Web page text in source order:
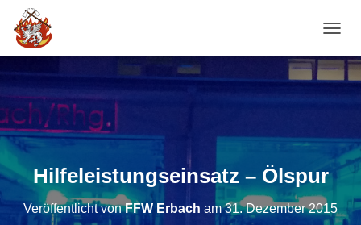
Hilfeleistungseinsatz – Ölspur
Veröffentlicht vonFFW Erbach am31. Dezember 2015